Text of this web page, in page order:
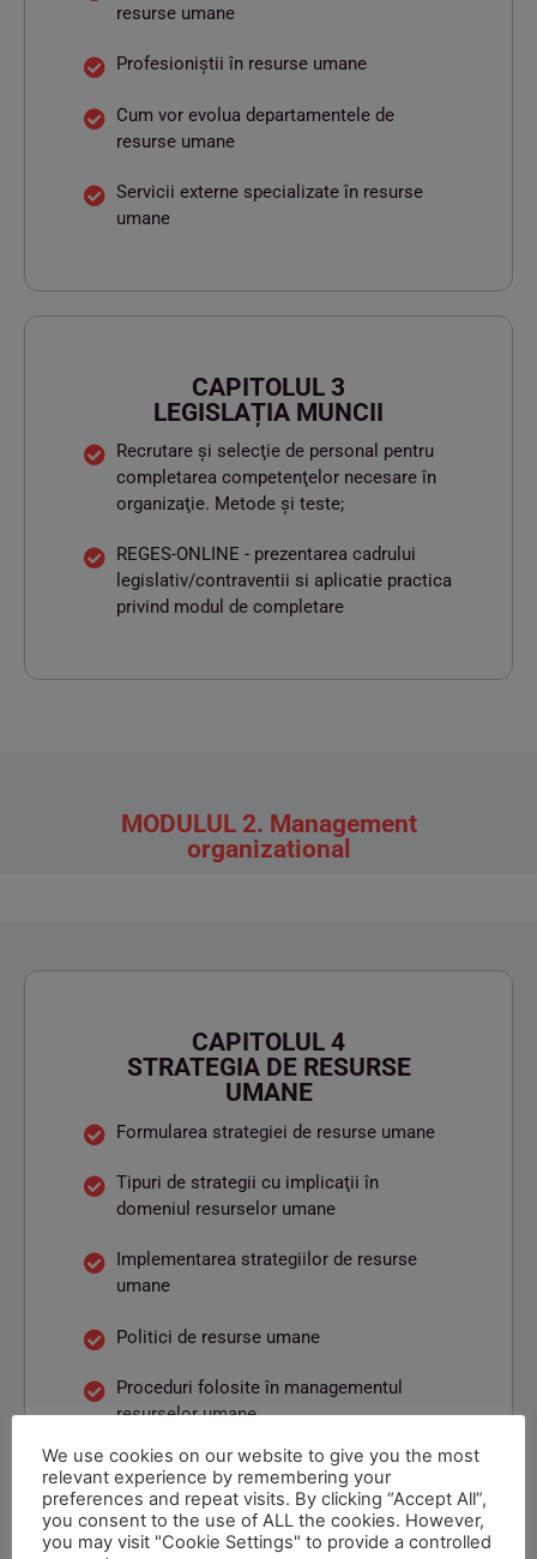
resurse umane
Profesioniștii în resurse umane
Cum vor evolua departamentele de
resurse umane
Servicii externe specializate în resurse
umane
CAPITOLUL 3
LEGISLAȚIA MUNCII
Recrutare şi selecţie de personal pentru
completarea competenţelor necesare în
organizaţie. Metode şi teste;
REGES-ONLINE - prezentarea cadrului
legislativ/contraventii si aplicatie practica
privind modul de completare
MODULUL 2. Management
organizational
CAPITOLUL 4
STRATEGIA DE RESURSE
UMANE
Formularea strategiei de resurse umane
Tipuri de strategii cu implicaţii în
domeniul resurselor umane
Implementarea strategiilor de resurse
umane
Politici de resurse umane
Proceduri folosite în managementul
resurselor umane
We use cookies on our website to give you the most
relevant experience by remembering your
preferences and repeat visits. By clicking “Accept All”,
you consent to the use of ALL the cookies. However,
you may visit "Cookie Settings" to provide a controlled